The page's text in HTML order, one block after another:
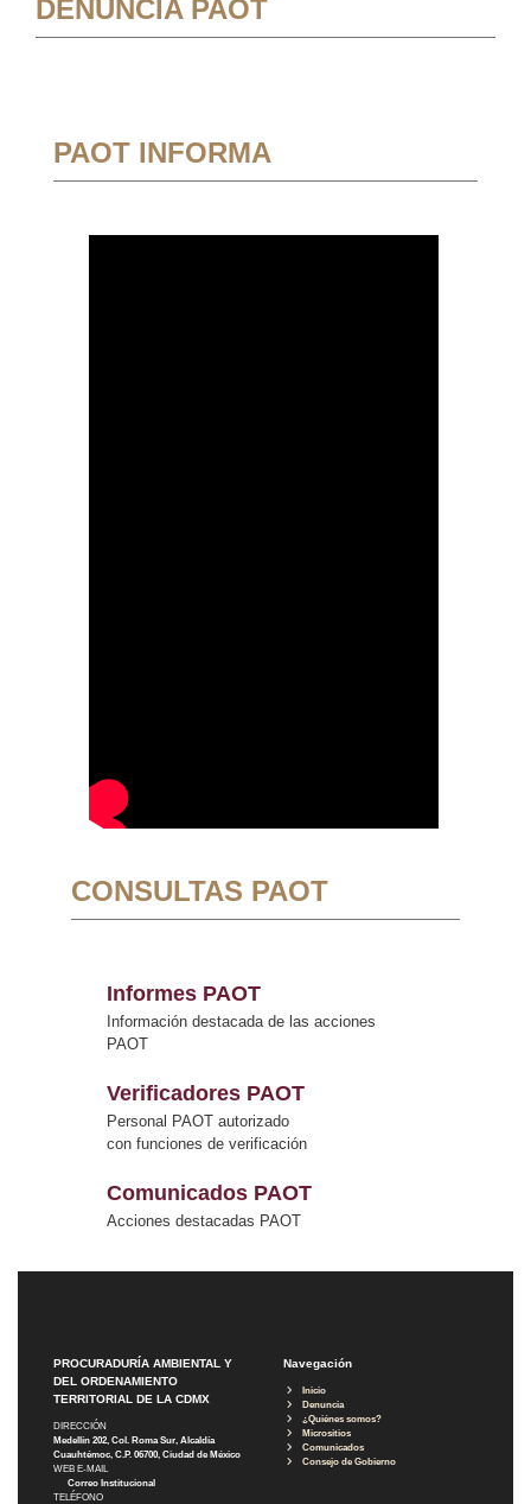
DENUNCIA PAOT
PAOT INFORMA
CONSULTAS PAOT
Informes PAOT
Información destacada de las acciones
PAOT
Verificadores PAOT
Personal PAOT autorizado
con funciones de verificación
Comunicados PAOT
Acciones destacadas PAOT
PROCURADURÍA AMBIENTAL Y
DEL ORDENAMIENTO
TERRITORIAL DE LA CDMX
DIRECCIÓN
Medellín 202, Col. Roma Sur, Alcaldía
Cuauhtémoc, C.P. 06700, Ciudad de México
WEB E-MAIL
Correo Institucional
TELÉFONO
Navegación
Inicio
Denuncia
¿Quiénes somos?
Micrositios
Comunicados
Consejo de Gobierno